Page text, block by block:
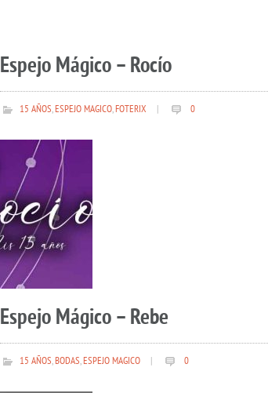
Espejo Mágico – Rocío
15 AÑOS,ESPEJO MAGICO,FOTERIX 0
Espejo Mágico – Rebe
15 AÑOS,BODAS,ESPEJO MAGICO 0